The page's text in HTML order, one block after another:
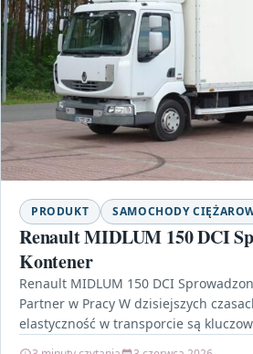
PRODUKT SAMOCHODY
Renault MIDLUM 150 DCI
Kontener
Renault MIDLUM 150 DCI
Partner w Pracy W dzisiejszych
elastyczność w transporcie są